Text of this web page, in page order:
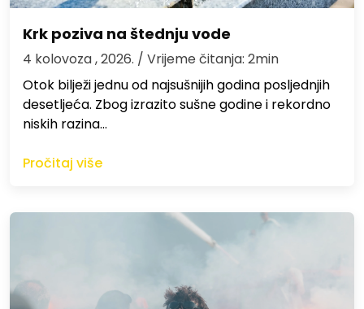
Krk poziva na štednju vode
4 kolovoza , 2026. / Vrijeme čitanja: 2min
Otok bilježi jednu od najsušnijih godina posljednjih
desetljeća. Zbog izrazito sušne godine i rekordno
niskih razina…
Pročitaj više